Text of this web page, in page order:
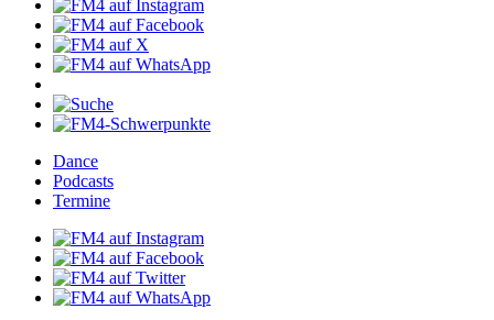
Dance
Podcasts
Termine